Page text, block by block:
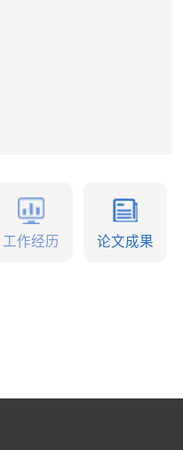
工作经历 论文成果